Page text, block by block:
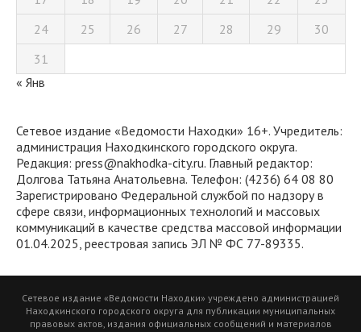
24
25 26 27 28 29
30
31
« Янв
Сетевое издание «Ведомости Находки» 16+. Учредитель:
администрация Находкинского городского округа.
Редакция: press@nakhodka-city.ru. Главный редактор:
Долгова Татьяна Анатольевна. Телефон: (4236) 64 08 80
Зарегистрировано Федеральной службой по надзору в
сфере связи, информационных технологий и массовых
коммуникаций в качестве средства массовой информации
01.04.2025, реестровая запись ЭЛ № ФС 77-89335.
Сетевое издание «Ведомости Находки» учреждено администрацией
Находкинского городского округа для публикации муниципальных
правовых актов, издания официальных сообщений и материалов